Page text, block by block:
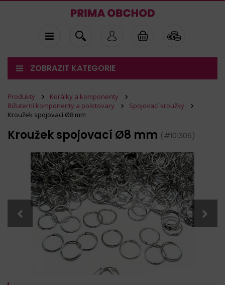
ZOBRAZIT KATEGORIE
Produkty
Korálky a komponenty
Bižuterní komponenty a polotovary
Spojovací kroužky
Kroužek spojovací Ø8 mm
Kroužek spojovací Ø8 mm (#101306)